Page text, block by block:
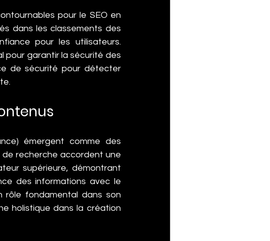
pour le SEO en
dans les classements des
pour les utilisateurs.
pour garantir la sécurité des
de sécurité pour détecter
émergent comme des
de recherche accordent une
supérieure, démontrant
des informations avec le
fondamental dans son
holistique dans la création